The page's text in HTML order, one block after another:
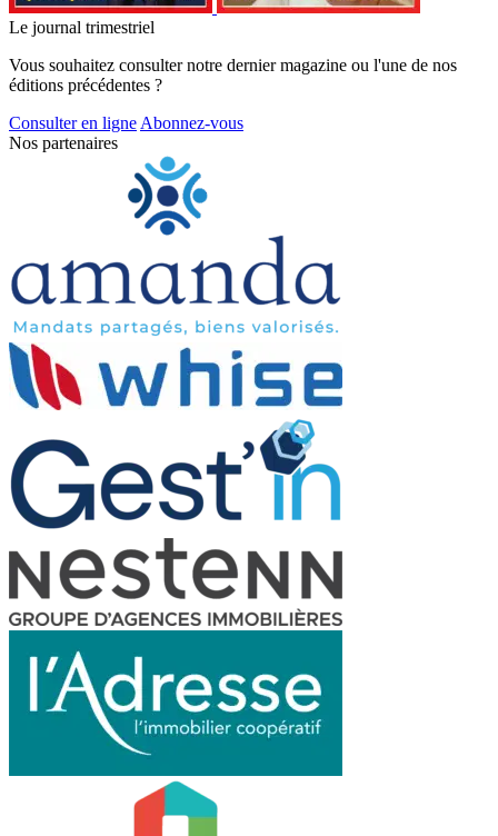
Le journal trimestriel
Vous souhaitez consulter notre dernier magazine ou l'une de nos
éditions précédentes ?
Consulter en ligne Abonnez-vous
Nos partenaires